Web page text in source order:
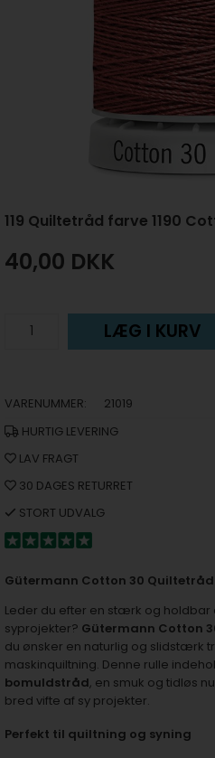
119 Quiltetråd farve 1190
40,00 DKK
LÆG I KURV
VARENUMMER:
21019
HURTIG LEVERING
LAV FRAGT
30 DAGES RETURRET
STORT UDVALG
Gütermann Cotton 30 Quiltetråd
Leder du efter en stærk og holdbar
syprojekter? Gütermann Cotton
du ønsker en naturlig og slidstærk
maskinquiltning. Denne rulle
bomuldstråd, en smuk og tidløs
bred vifte af sy projekter.
Perfekt til quiltning og syning